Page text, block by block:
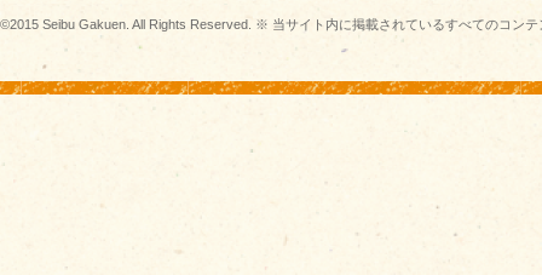
©2015 Seibu Gakuen. All Rights Reserved. ※ 当サイト内に掲載されているすべてのコン